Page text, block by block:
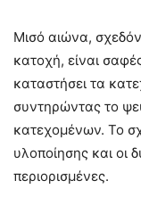
Μισό αιώνα,
κατοχή, είναι
καταστήσει τα
συντηρώντας το
κατεχομένων. Το
υλοποίησης και οι
περιορισμένες.